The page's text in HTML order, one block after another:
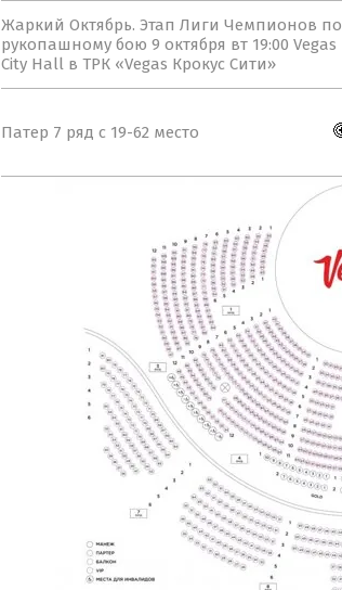
Жаркий Октябрь. Этап Лиги Чемпионов по
рукопашному бою 9 октября вт 19:00 Vegas
City Hall в ТРК «Vegas Крокус Сити»
Патер 7 ряд с 19-62 место